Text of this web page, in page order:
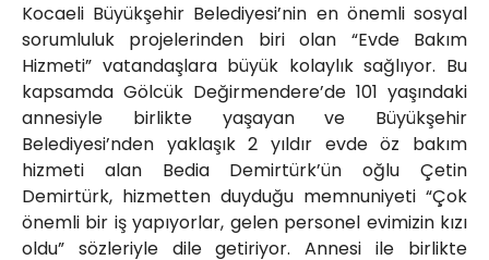
Kocaeli Büyükşehir Belediyesi’nin en önemli sosyal
sorumluluk projelerinden biri olan “Evde Bakım
Hizmeti” vatandaşlara büyük kolaylık sağlıyor. Bu
kapsamda Gölcük Değirmendere’de 101 yaşındaki
annesiyle birlikte yaşayan ve Büyükşehir
Belediyesi’nden yaklaşık 2 yıldır evde öz bakım
hizmeti alan Bedia Demirtürk’ün oğlu Çetin
Demirtürk, hizmetten duyduğu memnuniyeti “Çok
önemli bir iş yapıyorlar, gelen personel evimizin kızı
oldu” sözleriyle dile getiriyor. Annesi ile birlikte